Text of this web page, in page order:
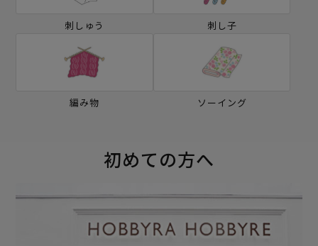
刺しゅう 刺し子
編み物 ソーイング
初めての方へ